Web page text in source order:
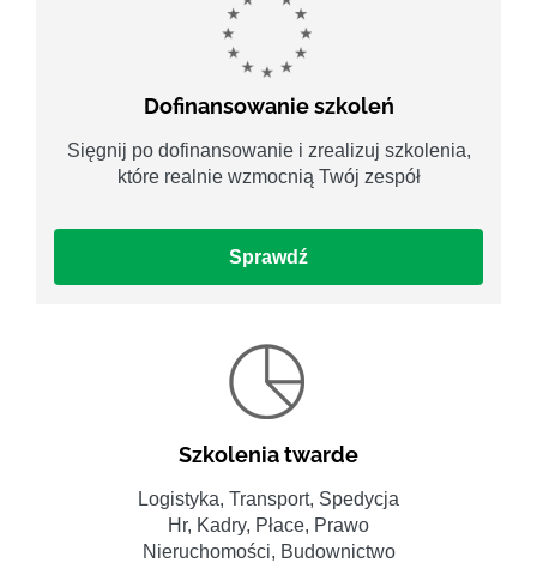
Dofinansowanie szkoleń
Sięgnij po dofinansowanie i zrealizuj szkolenia,
które realnie wzmocnią Twój zespół
Sprawdź
Szkolenia twarde
Logistyka, Transport, Spedycja
Hr, Kadry, Płace, Prawo
Nieruchomości, Budownictwo